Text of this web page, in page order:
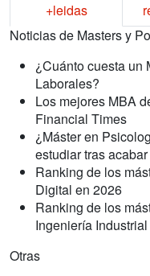
+leidas
Noticias de Masters y
¿Cuánto cuesta un
Laborales?
Los mejores MBA
Financial Times
¿Máster en
estudiar tras
Ranking de los
Digital en 2026
Ranking de los
Ingeniería
Otras